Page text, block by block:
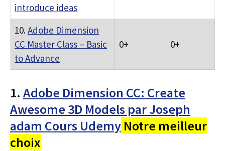
introduce ideas
10.Adobe Dimension
CC Master Class – Basic
to Advance
0+ 0+
1. Adobe Dimension CC: Create
Awesome 3D Models par Joseph
adam Cours Udemy Notre meilleur
choix